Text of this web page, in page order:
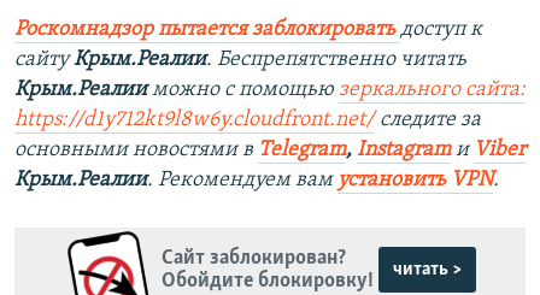
Роскомнадзор пытается заблокировать доступ к
сайтуКрым.Реалии. Беспрепятственно читать
Крым.Реалииможно с помощью зеркального сайта:
https://d1y712kt9l8w6y.cloudfront.net/ следите за
основными новостями в Telegram, Instagramи Viber
Крым.Реалии. Рекомендуем вам установить VPN.
Сайт заблокирован?
Обойдите блокировку!
читать >